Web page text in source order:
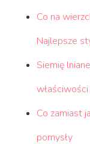
Co na
Najlepsze
Siemię
Co zamiast
pomysły